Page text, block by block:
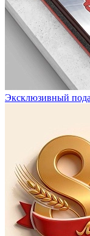
Эксклюзивный